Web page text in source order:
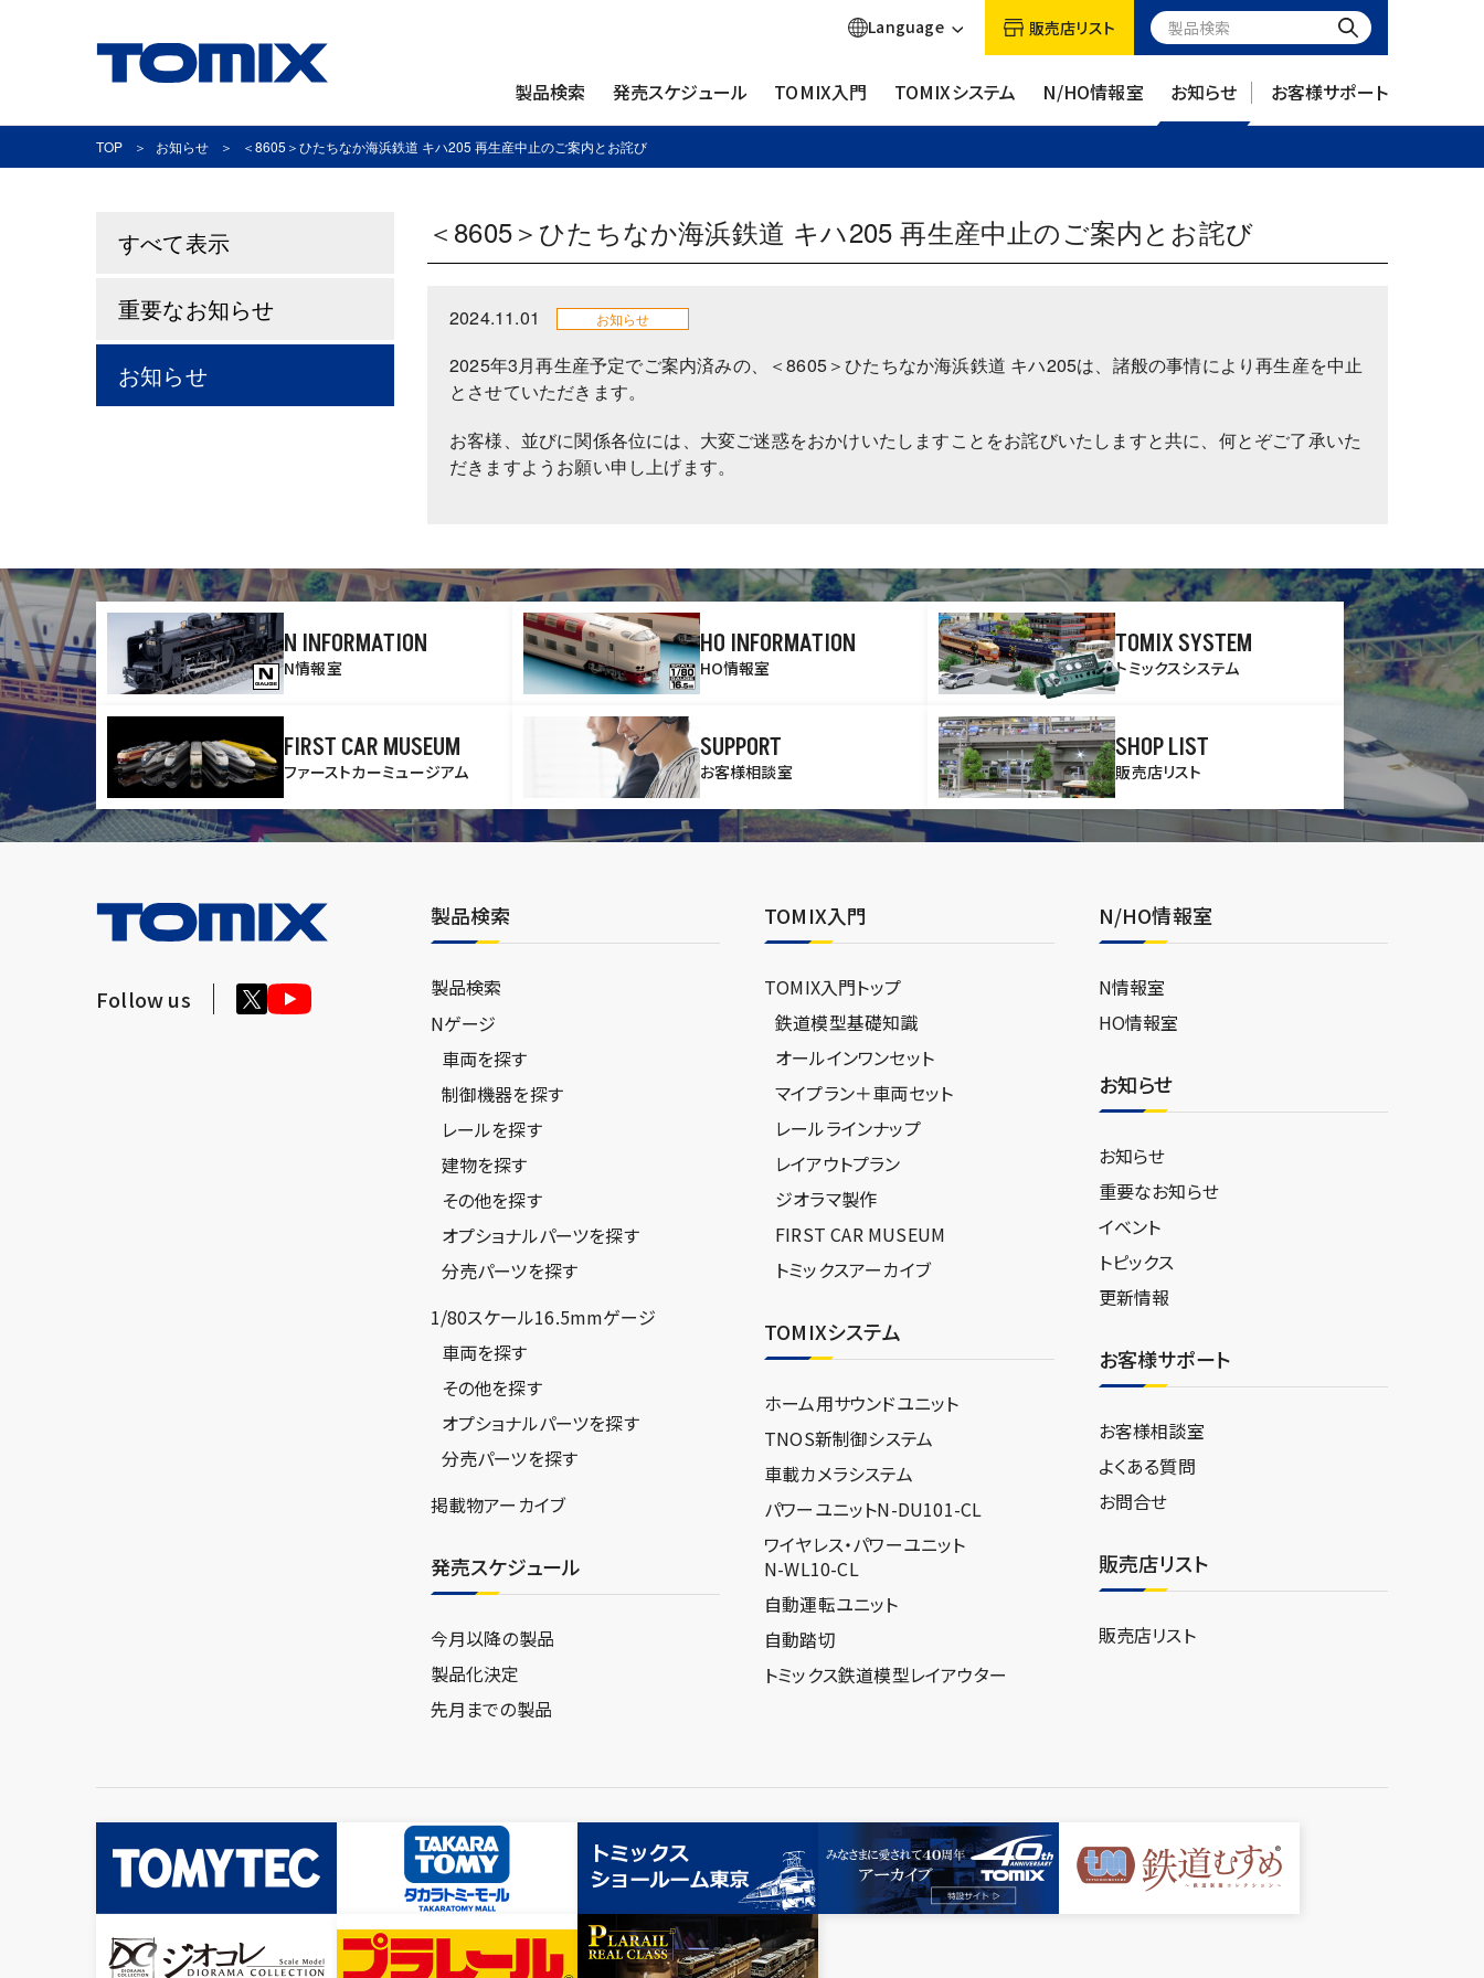
製品検索 発売スケジュール TOMIX入門 TOMIXシステム N/HO情報室 お知らせ お客様サポート
Language 販売店リスト
TOP お知らせ ＜8605＞ひたちなか海浜鉄道 キハ205 再生産中止のご案内とお詫び
すべて表示
重要なお知らせ
お知らせ
＜8605＞ひたちなか海浜鉄道 キハ205 再生産中止のご案内とお詫び
2024.11.01 お知らせ
2025年3月再生産予定でご案内済みの、＜8605＞ひたちなか海浜鉄道 キハ205は、諸般の事情により再生産を中止
とさせていただきます。
お客様、並びに関係各位には、大変ご迷惑をおかけいたしますことをお詫びいたしますと共に、何とぞご了承いた
だきますようお願い申し上げます。
N INFORMATION
N情報室
HO INFORMATION
HO情報室
TOMIX SYSTEM
トミックスシステム
FIRST CAR MUSEUM
ファーストカーミュージアム
SUPPORT
お客様相談室
SHOP LIST
販売店リスト
Follow us
製品検索
製品検索
Nゲージ
車両を探す
制御機器を探す
レールを探す
建物を探す
その他を探す
オプショナルパーツを探す
分売パーツを探す
1/80スケール16.5mmゲージ
車両を探す
その他を探す
オプショナルパーツを探す
分売パーツを探す
掲載物アーカイブ
発売スケジュール
今月以降の製品
製品化決定
先月までの製品
TOMIX入門
TOMIX入門トップ
鉄道模型基礎知識
オールインワンセット
マイプラン＋車両セット
レールラインナップ
レイアウトプラン
ジオラマ製作
FIRST CAR MUSEUM
トミックスアーカイブ
TOMIXシステム
ホーム用サウンドユニット
TNOS新制御システム
車載カメラシステム
パワーユニットN-DU101-CL
ワイヤレス・パワーユニット
N-WL10-CL
自動運転ユニット
自動踏切
トミックス鉄道模型レイアウター
N/HO情報室
N情報室
HO情報室
お知らせ
お知らせ
重要なお知らせ
イベント
トピックス
更新情報
お客様サポート
お客様相談室
よくある質問
お問合せ
販売店リスト
販売店リスト